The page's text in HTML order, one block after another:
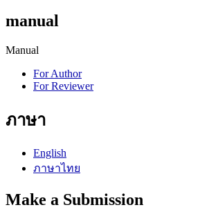
manual
Manual
For Author
For Reviewer
ภาษา
English
ภาษาไทย
Make a Submission